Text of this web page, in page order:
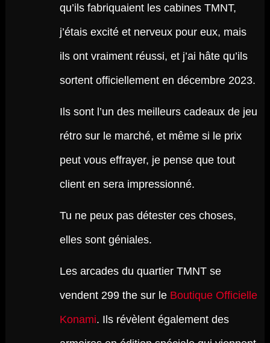
qu’ils fabriquaient les cabines TMNT,
j’étais excité et nerveux pour eux, mais
ils ont vraiment réussi, et j’ai hâte qu’ils
sortent officiellement en décembre 2023.
Ils sont l’un des meilleurs cadeaux de jeu
rétro sur le marché, et même si le prix
peut vous effrayer, je pense que tout
client en sera impressionné.
Tu ne peux pas détester ces choses,
elles sont géniales.
Les arcades du quartier TMNT se
vendent 299 the sur le Boutique Officielle
Konami. Ils révèlent également des